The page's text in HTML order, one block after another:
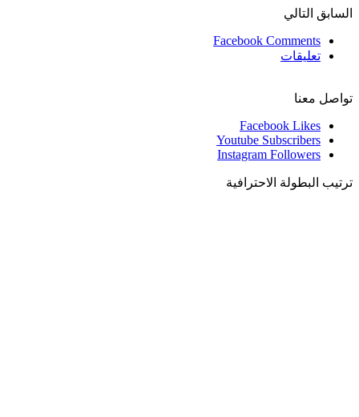
السابق التالي
Facebook Comments
تعليقات
تواصل معنا
Facebook Likes
Youtube Subscribers
Instagram Followers
ترتيب البطولة الاحترافية